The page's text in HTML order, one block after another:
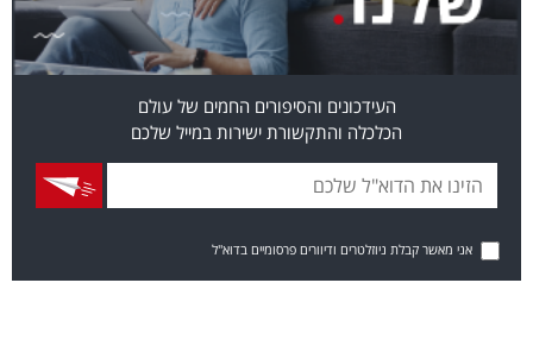
העידכונים והסיפורים החמים של עולם
הכלכלה והתקשורת ישירות במייל שלכם
אני מאשר קבלת ניוזלטרים ודיוורים פרסומיים בדוא"ל